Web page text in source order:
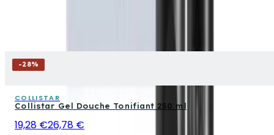
-28%
COLLISTAR
Collistar Gel Douche Tonifiant 250 ml
19,28 €26,78 €